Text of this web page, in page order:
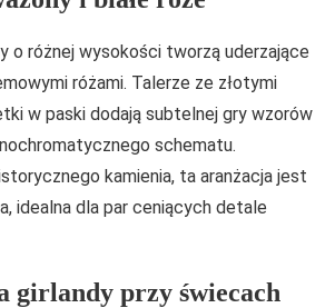
o różnej wysokości tworzą uderzające
różami. Talerze ze złotymi
w paski dodają subtelnej gry wzorów
schematu.
kamienia, ta aranżacja jest
idealna dla par ceniących detale
girlandy przy świecach